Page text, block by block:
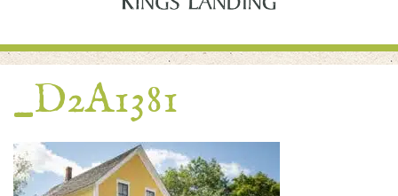
_D2A1381